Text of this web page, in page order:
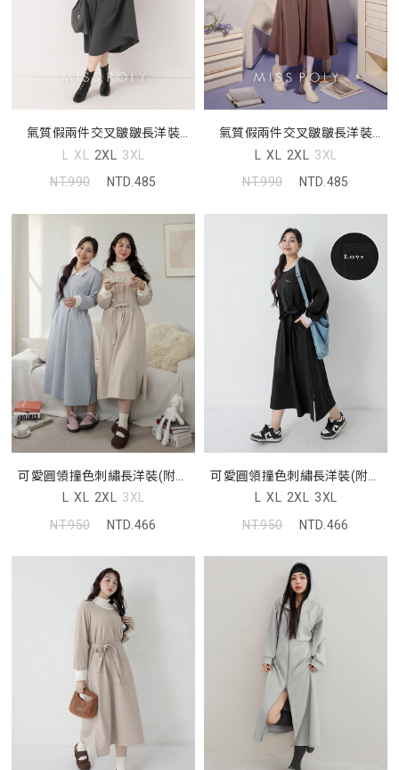
氣質假兩件交叉皺皺長洋裝
MISS
L XL 2XL 3XL
NT.990
NTD.485
氣質假兩件交叉皺皺長洋裝
MISS
L XL 2XL 3XL
NT.990
NTD.485
可愛圓領撞色刺繡長洋裝(附綁
帶)
L XL 2XL 3XL
NT.950
NTD.466
可愛圓領撞色刺繡長洋裝(附綁
帶)
L XL 2XL 3XL
NT.950
NTD.466